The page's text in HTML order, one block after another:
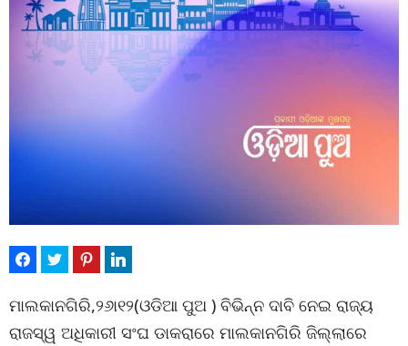
ମାଲକାନଗିରି,୨୬ା୧୨(ଓଡିଆ ପୁଅ ) ବିଭିନ୍ନ ଦାବି ନେଇ ରାଜ୍ୟ
ରାଜସ୍ୱ ଅଧିକାରୀ ସଂଘ ଡାକରାରେ ମାଲକାନଗିରି ଜିଲ୍ଲାରେ